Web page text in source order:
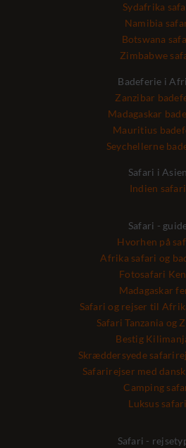
Sydafrika
Namibia
Botswana
Zimbabwe
Badeferie i
Zanzibar
Madagaskar
Mauritius
Seychellerne
Safari i Asien
Indien safari
Safari -
Hvorhen på
Afrika safari og
Fotosafari
Madagaskar
Safari og rejser til
Safari Tanzania og
Bestig
Skræddersyede
Safarirejser med
Camping
Luksus safari
Safari -